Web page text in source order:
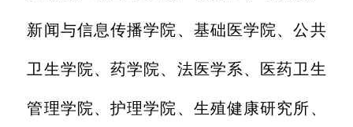
新闻与信息传播学院、基础医学院、公共
卫生学院、药学院、法医学系、医药卫生
管理学院、护理学院、生殖健康研究所、